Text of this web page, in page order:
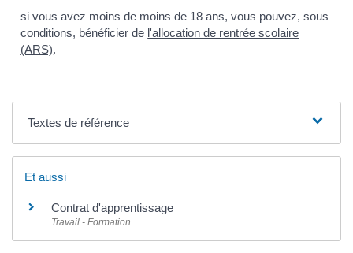
si vous avez moins de moins de 18 ans, vous pouvez, sous
conditions, bénéficier de l'allocation de rentrée scolaire
(ARS).
Textes de référence
Et aussi
Contrat d'apprentissage
Travail - Formation